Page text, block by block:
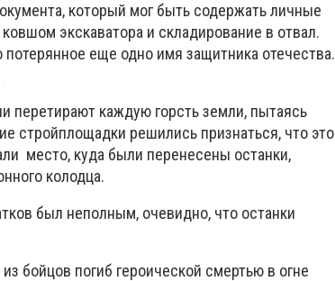
который мог быть содержать личные
экскаватора и складирование в отвал.
потерянное еще одно имя защитника отечества.
перетирают каждую горсть земли, пытаясь
стройплощадки решились признаться, что это
место, куда были перенесены останки,
колодца.
был неполным, очевидно, что останки
бойцов погиб героической смертью в огне